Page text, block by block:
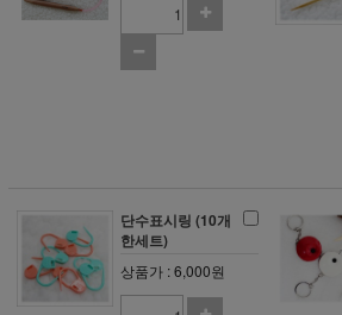
단수표시링 (10개
한세트)
상품가 : 6,000원